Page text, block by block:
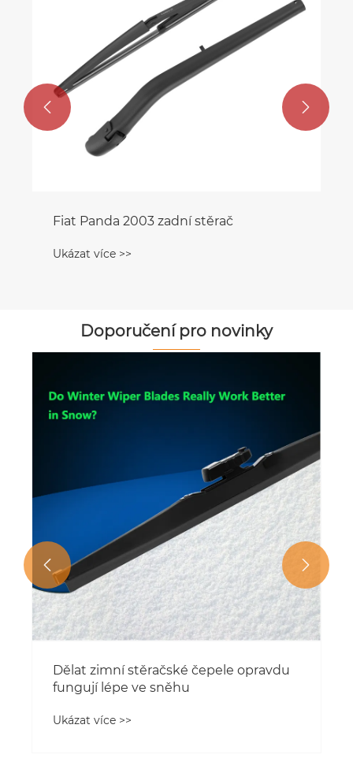
 
Doporučení pro novinky
Jak si vybrat a udržovat čepele zadního
stěrače pro optimální výkon
 